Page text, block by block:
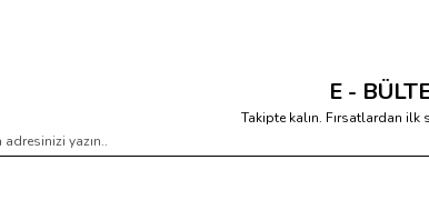
E -
Takipte kalın. Fırsatlardan ilk